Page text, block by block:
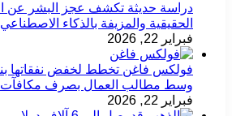
دراسة حديثة تكشف عجز البشر عن
الحقيقية والمزيفة بالذكاء الاصطناعي
فبراير 22, 2026
وسط مطالب العمال بصرف مكافآت
فبراير 22, 2026